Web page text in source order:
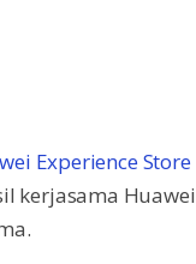
Experience Store
kerjasama Huawei